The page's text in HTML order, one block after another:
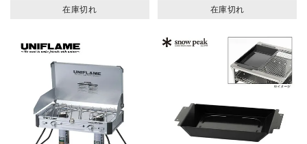
在庫切れ 在庫切れ